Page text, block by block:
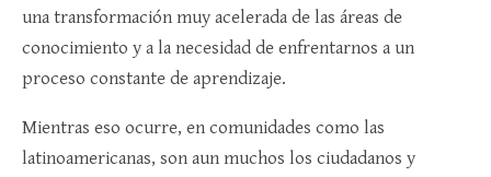
una transformación muy acelerada de las áreas de
conocimiento y a la necesidad de enfrentarnos a un
proceso constante de aprendizaje.
Mientras eso ocurre, en comunidades como las
latinoamericanas, son aun muchos los ciudadanos y